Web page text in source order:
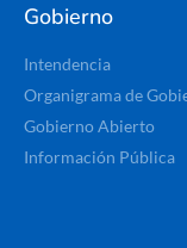
Gobierno
Intendencia
Organigrama de
Gobierno Abierto
Información Pública